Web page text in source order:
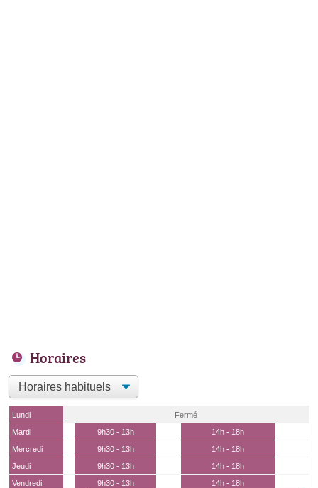
Horaires
Lundi
Fermé
Mardi
9h30 - 13h
14h - 18h
Mercredi
9h30 - 13h
14h - 18h
Jeudi
9h30 - 13h
14h - 18h
Vendredi
9h30 - 13h
14h - 18h